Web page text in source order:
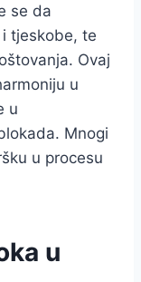
se da
tjeskobe, te
Ovaj
u
u
Mnogi
u procesu
u